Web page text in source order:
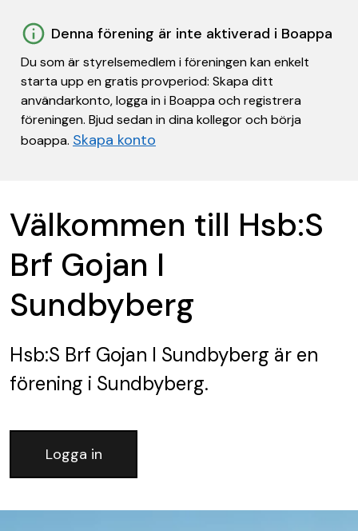
Denna förening är inte aktiverad i Boappa
Du som är styrelsemedlem i föreningen kan enkelt
starta upp en gratis provperiod: Skapa ditt
användarkonto, logga in i Boappa och registrera
föreningen. Bjud sedan in dina kollegor och börja
boappa. Skapa konto
Välkommen till Hsb:S
Brf Gojan I
Sundbyberg
Hsb:S Brf Gojan I Sundbyberg är en
förening i Sundbyberg.
Logga in